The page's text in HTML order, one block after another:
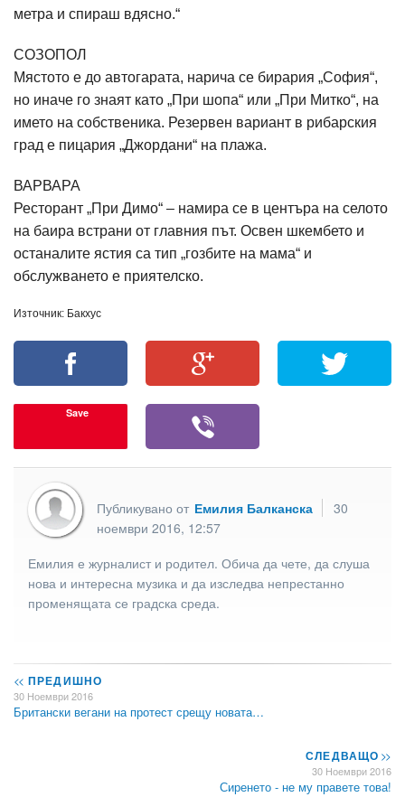
метра и спираш вдясно.“
СОЗОПОЛ
Мястото е до автогарата, нарича се бирария „София“,
но иначе го знаят като „При шопа“ или „При Митко“, на
името на собственика. Резервен вариант в рибарския
град е пицария „Джордани“ на плажа.
ВАРВАРА
Ресторант „При Димо“ – намира се в центъра на селото
на баира встрани от главния път. Освен шкембето и
останалите ястия са тип „гозбите на мама“ и
обслужването е приятелско.
Източник: Бакхус
Save
Публикувано от Емилия Балканска
30
ноември 2016, 12:57
Емилия е журналист и родител. Обича да чете, да слуша
нова и интересна музика и да изследва непрестанно
променящата се градска среда.
<< ПРЕДИШНО
30 Ноември 2016
Британски вегани на протест срещу новата…
СЛЕДВАЩО>>
30 Ноември 2016
Сиренето - не му правете това!